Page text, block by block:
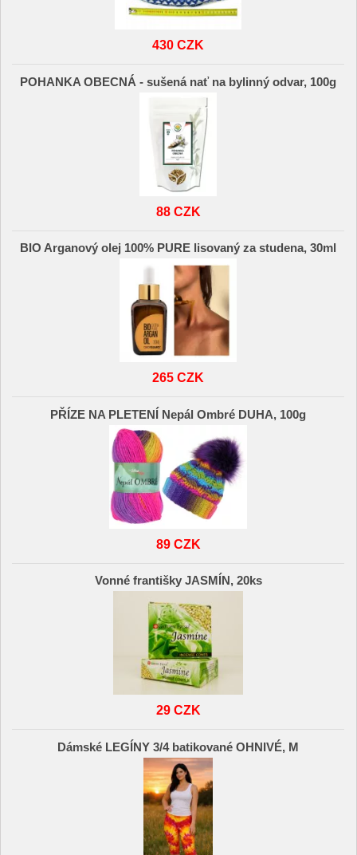
430 CZK
POHANKA OBECNÁ - sušená nať na bylinný odvar, 100g
88 CZK
BIO Arganový olej 100% PURE lisovaný za studena, 30ml
265 CZK
PŘÍZE NA PLETENÍ Nepál Ombré DUHA, 100g
89 CZK
Vonné františky JASMÍN, 20ks
29 CZK
Dámské LEGÍNY 3/4 batikované OHNIVÉ, M